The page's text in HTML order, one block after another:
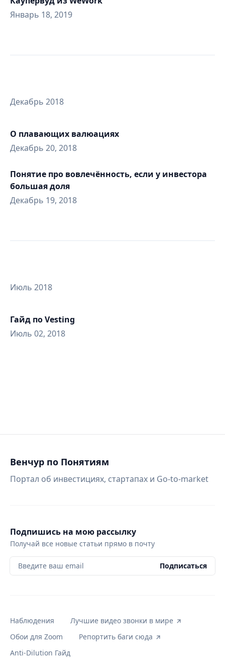
Январь 18, 2019
Декабрь 2018
О плавающих валюациях
Декабрь 20, 2018
Понятие про вовлечённость, если у инвестора
большая доля
Декабрь 19, 2018
Июль 2018
Гайд по Vesting
Июль 02, 2018
Венчур по Понятиям
Портал об инвестициях, стартапах и Go-to-market
Подпишись на мою рассылку
Получай все новые статьи прямо в почту
Введите ваш email Подписаться
Наблюдения
Лучшие видео звонки в мире
Обои для Zoom
Репортить баги сюда
Anti-Dilution Гайд